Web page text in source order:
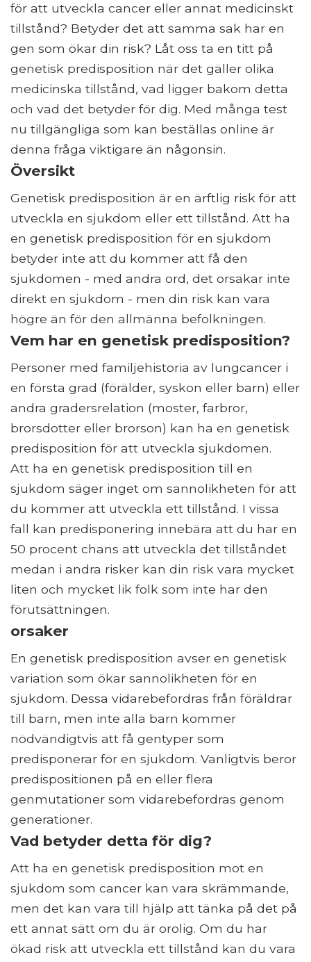
för att utveckla cancer eller annat medicinskt
tillstånd? Betyder det att samma sak har en
gen som ökar din risk? Låt oss ta en titt på
genetisk predisposition när det gäller olika
medicinska tillstånd, vad ligger bakom detta
och vad det betyder för dig. Med många test
nu tillgängliga som kan beställas online är
denna fråga viktigare än någonsin.
Översikt
Genetisk predisposition är en ärftlig risk för att
utveckla en sjukdom eller ett tillstånd. Att ha
en genetisk predisposition för en sjukdom
betyder inte att du kommer att få den
sjukdomen - med andra ord, det orsakar inte
direkt en sjukdom - men din risk kan vara
högre än för den allmänna befolkningen.
Vem har en genetisk predisposition?
Personer med familjehistoria av lungcancer i
en första grad (förälder, syskon eller barn) eller
andra gradersrelation (moster, farbror,
brorsdotter eller brorson) kan ha en genetisk
predisposition för att utveckla sjukdomen.
Att ha en genetisk predisposition till en
sjukdom säger inget om sannolikheten för att
du kommer att utveckla ett tillstånd. I vissa
fall kan predisponering innebära att du har en
50 procent chans att utveckla det tillståndet
medan i andra risker kan din risk vara mycket
liten och mycket lik folk som inte har den
förutsättningen.
orsaker
En genetisk predisposition avser en genetisk
variation som ökar sannolikheten för en
sjukdom. Dessa vidarebefordras från föräldrar
till barn, men inte alla barn kommer
nödvändigtvis att få gentyper som
predisponerar för en sjukdom. Vanligtvis beror
predispositionen på en eller flera
genmutationer som vidarebefordras genom
generationer.
Vad betyder detta för dig?
Att ha en genetisk predisposition mot en
sjukdom som cancer kan vara skrämmande,
men det kan vara till hjälp att tänka på det på
ett annat sätt om du är orolig. Om du har
ökad risk att utveckla ett tillstånd kan du vara